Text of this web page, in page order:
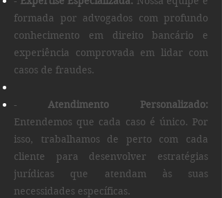
formada por advogados com profundo
conhecimento em direito bancário e
experiência comprovada em lidar com
casos de fraudes.
- Atendimento Personalizado:
Entendemos que cada caso é único. Por
isso, trabalhamos de perto com cada
cliente para desenvolver estratégias
jurídicas que atendam às suas
necessidades específicas.